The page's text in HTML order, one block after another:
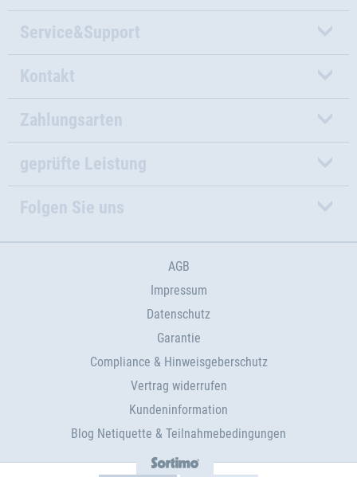
Service&Support
Kontakt
Zahlungsarten
geprüfte Leistung
Folgen Sie uns
AGB
Impressum
Datenschutz
Garantie
Compliance & Hinweisgeberschutz
Vertrag widerrufen
Kundeninformation
Blog Netiquette & Teilnahmebedingungen